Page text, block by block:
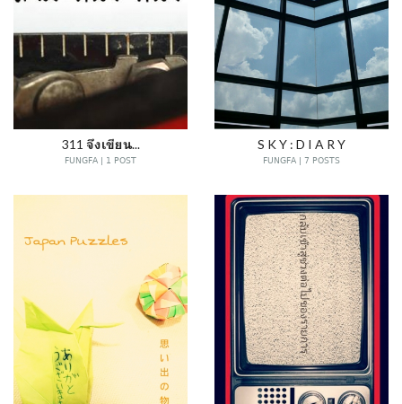
311 จึงเขียน...
FUNGFA | 1 POST
S K Y : D I A R Y
FUNGFA | 7 POSTS